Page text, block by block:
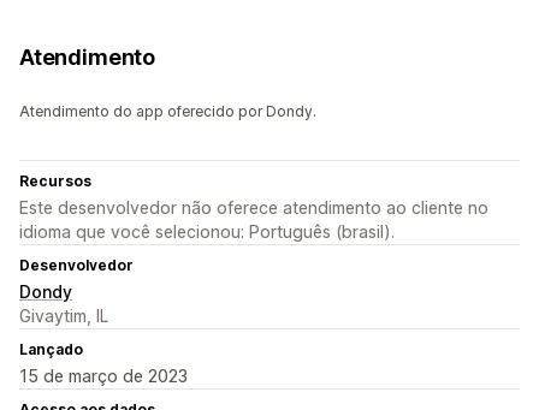
Atendimento
Atendimento do app oferecido por Dondy.
Recursos
Este desenvolvedor não oferece atendimento ao cliente no
idioma que você selecionou: Português (brasil).
Desenvolvedor
Dondy
Givaytim, IL
Lançado
15 de março de 2023